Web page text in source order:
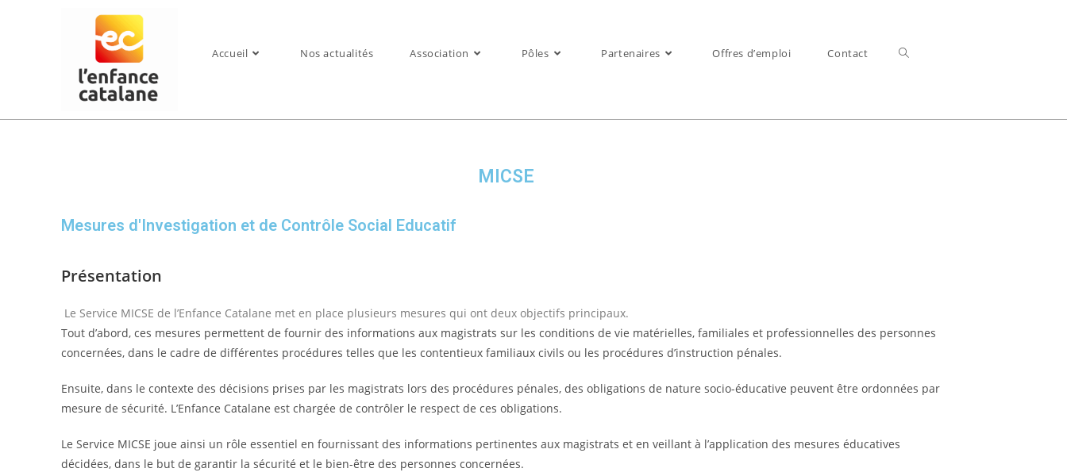
Accueil Nos actualités Association Pôles Partenaires Offres d’emploi Contact
MICSE
Mesures d'Investigation et de Contrôle Social Educatif
Présentation
Le Service MICSE de l’Enfance Catalane met en place plusieurs mesures qui ont deux objectifs principaux.
Tout d’abord, ces mesures permettent de fournir des informations aux magistrats sur les conditions de vie matérielles, familiales et professionnelles des personnes
concernées, dans le cadre de différentes procédures telles que les contentieux familiaux civils ou les procédures d’instruction pénales.
Ensuite, dans le contexte des décisions prises par les magistrats lors des procédures pénales, des obligations de nature socio-éducative peuvent être ordonnées par
mesure de sécurité. L’Enfance Catalane est chargée de contrôler le respect de ces obligations.
Le Service MICSE joue ainsi un rôle essentiel en fournissant des informations pertinentes aux magistrats et en veillant à l’application des mesures éducatives
décidées, dans le but de garantir la sécurité et le bien-être des personnes concernées.